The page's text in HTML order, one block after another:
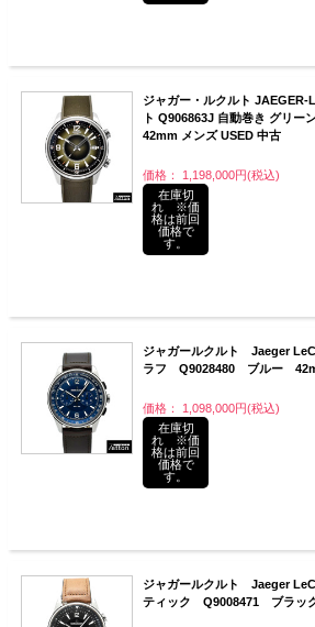
ジャガー・ルクルト JAEGER-
ト Q906863J 自動巻き グリー
42mm メンズ USED 中古
価格： 1,198,000円(税込)
在庫切
れ ※価
格は前回
価格で
す。
ジャガールクルト Jaeger
ラフ Q9028480 ブルー
価格： 1,098,000円(税込)
在庫切
れ ※価
格は前回
価格で
す。
ジャガールクルト Jaeger
ティック Q9008471 ブラ